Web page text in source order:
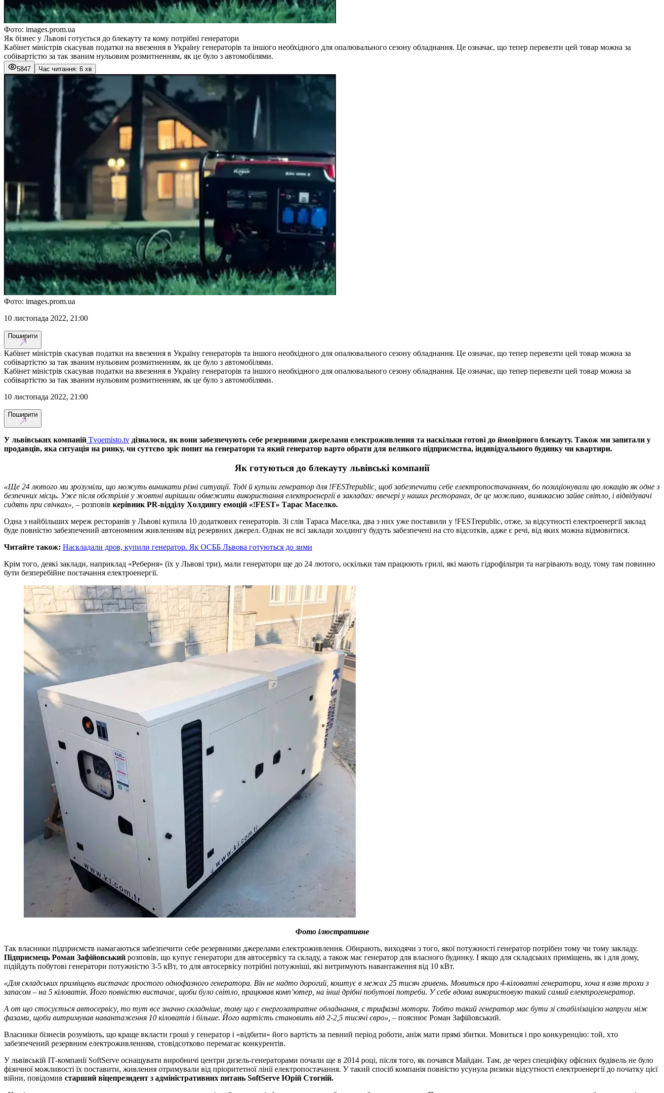
Фото: images.prom.ua
Як бізнес у Львові готується до блекауту та кому потрібні генератори
Кабінет міністрів скасував податки на ввезення в Україну генераторів та іншого необхідного для опалювального сезону обладнання. Це означає, що тепер перевезти цей товар можна за
собівартістю за так званим нульовим розмитненням, як це було з автомобілями.
5847 Час читання: 6 хв
Фото: images.prom.ua
10 листопада 2022, 21:00
Поширити
Кабінет міністрів скасував податки на ввезення в Україну генераторів та іншого необхідного для опалювального сезону обладнання. Це означає, що тепер перевезти цей товар можна за
собівартістю за так званим нульовим розмитненням, як це було з автомобілями.
Кабінет міністрів скасував податки на ввезення в Україну генераторів та іншого необхідного для опалювального сезону обладнання. Це означає, що тепер перевезти цей товар можна за
собівартістю за так званим нульовим розмитненням, як це було з автомобілями.
10 листопада 2022, 21:00
Поширити
У львівських компаній Tvoemisto.tv дізналося, як вони забезпечують себе резервними джерелами електроживлення та наскільки готові до ймовірного блекауту. Також ми запитали у
продавців, яка ситуація на ринку, чи суттєво зріс попит на генератори та який генератор варто обрати для великого підприємства, індивідуального будинку чи квартири.
Як готуються до блекауту львівські компанії
«Ще 24 лютого ми зрозуміли, що можуть виникати різні ситуації. Тоді й купили генератор для !FESTrepublic, щоб забезпечити себе електропостачанням, бо позиціонували цю локацію як одне з
безпечних місць. Уже після обстрілів у жовтні вирішили обмежити використання електроенергії в закладах: ввечері у наших ресторанах, де це можливо, вимикаємо зайве світло, і відвідувачі
сидять при свічках», – розповів керівник PR-відділу Холдингу емоцій «!FEST» Тарас Маселко.
Одна з найбільших мереж ресторанів у Львові купила 10 додаткових генераторів. Зі слів Тараса Маселка, два з них уже поставили у !FESTrepublic, отже, за відсутності електроенергії заклад
буде повністю забезпечений автономним живленням від резервних джерел. Однак не всі заклади холдингу будуть забезпечені на сто відсотків, адже є речі, від яких можна відмовитися.
Читайте також: Наскладали дров, купили генератор. Як ОСББ Львова готуються до зими
Крім того, деякі заклади, наприклад «Реберня» (їх у Львові три), мали генератори ще до 24 лютого, оскільки там працюють грилі, які мають гідрофільтри та нагрівають воду, тому там повинно
бути безперебійне постачання електроенергії.
Фото ілюстративне
Так власники підприємств намагаються забезпечити себе резервними джерелами електроживлення. Обирають, виходячи з того, якої потужності генератор потрібен тому чи тому закладу.
Підприємець Роман Зафійовський розповів, що купує генератори для автосервісу та складу, а також має генератор для власного будинку. І якщо для складських приміщень, як і для дому,
підійдуть побутові генератори потужністю 3-5 кВт, то для автосервісу потрібні потужніші, які витримують навантаження від 10 кВт.
«Для складських приміщень вистачає простого однофазного генератора. Він не надто дорогий, коштує в межах 25 тисяч гривень. Мовиться про 4-кіловатні генератори, хоча я взяв трохи з
запасом – на 5 кіловатів. Його повністю вистачає, щоби було світло, працював комп’ютер, на інші дрібні побутові потреби. У себе вдома використовую такий самий електрогенератор.
А от що стосується автосервісу, то тут все значно складніше, тому що є енергозатратне обладнання, є трифазні мотори. Тобто такий генератор має бути зі стабілізацією напруги між
фазами, щоби витримував навантаження 10 кіловатів і більше. Його вартість становить від 2-2,5 тисячі євро», – пояснює Роман Зафійовський.
Власники бізнесів розуміють, що краще вкласти гроші у генератор і «відбити» його вартість за певний період роботи, аніж мати прямі збитки. Мовиться і про конкуренцію: той, хто
забезпечений резервним електроживленням, стовідсотково перемагає конкурентів.
У львівській ІТ-компанії SoftServe оснащувати виробничі центри дизель-генераторами почали ще в 2014 році, після того, як почався Майдан. Там, де через специфіку офісних будівель не було
фізичної можливості їх поставити, живлення отримували від пріоритетної лінії електропостачання. У такий спосіб компанія повністю усунула ризики відсутності електроенергії до початку цієї
війни, повідомив старший віцепрезидент з адміністративних питань SoftServe Юрій Стогній.